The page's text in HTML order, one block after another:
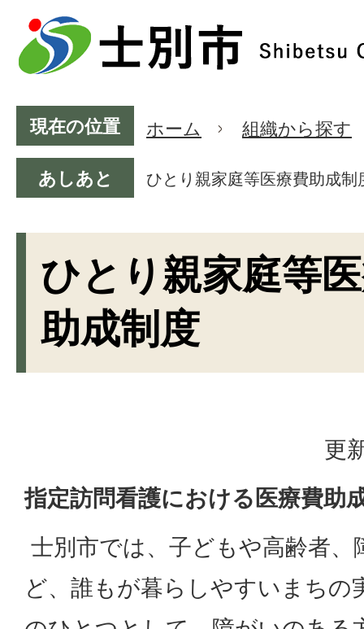
現在の位置 ホーム 組織から探す
あしあと ひとり親家庭等医療費助成制
ひとり親家庭等
助成制度
更
指定訪問看護における医療費助
士別市では、子どもや高齢者
ど、誰もが暮らしやすいまちの